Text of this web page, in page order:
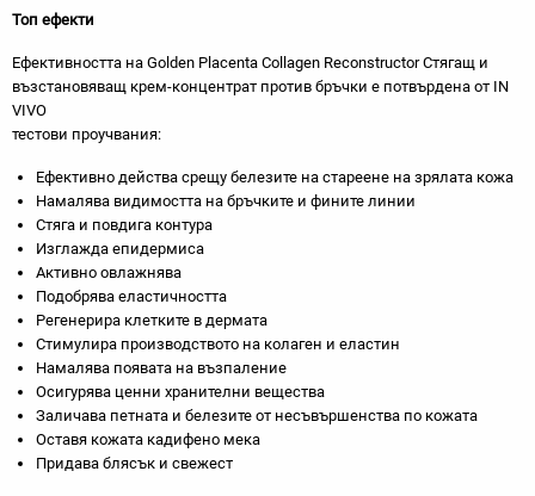
Топ ефекти
Ефективността на Golden Placenta Collagen Reconstructor Стягащ и
възстановяващ крем-концентрат против бръчки е потвърдена от IN
VIVO
тестови проучвания:
Ефективно действа срещу белезите на стареене на зрялата кожа
Намалява видимостта на бръчките и фините линии
Стяга и повдига контура
Изглажда епидермиса
Активно овлажнява
Подобрява еластичността
Регенерира клетките в дермата
Стимулира производството на колаген и еластин
Намалява появата на възпаление
Осигурява ценни хранителни вещества
Заличава петната и белезите от несъвършенства по кожата
Оставя кожата кадифено мека
Придава блясък и свежест